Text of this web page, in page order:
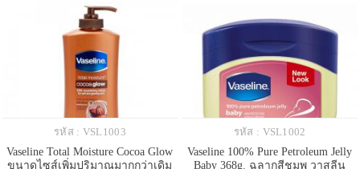
รหัส : VSL1003
Vaseline Total Moisture Cocoa Glow
ขนาดไซส์เพิ่มปริมาณมากกว่าเดิม
รหัส : VSL1002
Vaseline 100% Pure Petroleum Jelly
Baby 368g. ฉลากสีชมพู วาสลีน